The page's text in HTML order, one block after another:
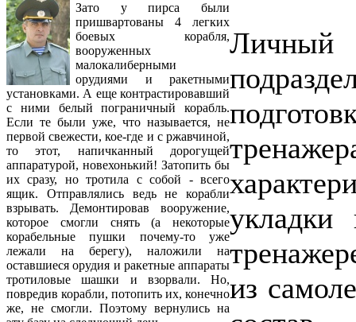
Зато у пирса были
пришвартованы 4 легких
боевых корабля,
вооруженных
малокалиберными
орудиями и ракетными
установками. А еще контрастировавший
с ними белый пограничный корабль.
Если те были уже, что называется, не
первой свежести, кое-где и с ржавчиной,
то этот, напичканный дорогущей
аппаратурой, новехонький! Затопить бы
их сразу, но тротила с собой - всего
ящик. Отправлялись ведь не корабли
взрывать. Демонтировав вооружение,
которое смогли снять (а некоторые
корабельные пушки почему-то уже
лежали на берегу), наложили на
оставшиеся орудия и ракетные аппараты
тротиловые шашки и взорвали. Но,
повредив корабли, потопить их, конечно
же, не смогли. Поэтому вернулись на
Личный
укладки
из